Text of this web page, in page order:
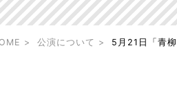
公演について 5月21日「青